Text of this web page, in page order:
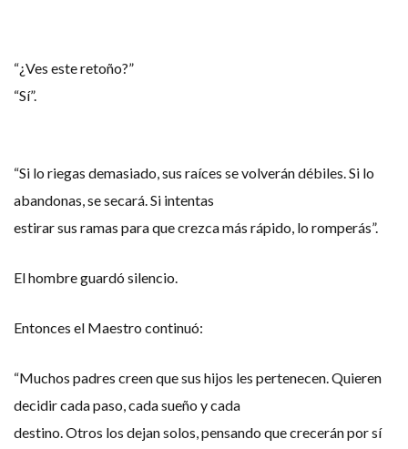
“¿Ves este retoño?”
“Sí”.
“Si lo riegas demasiado, sus raíces se volverán débiles. Si lo
abandonas, se secará. Si intentas
estirar sus ramas para que crezca más rápido, lo romperás”.
El hombre guardó silencio.
Entonces el Maestro continuó:
“Muchos padres creen que sus hijos les pertenecen. Quieren
decidir cada paso, cada sueño y cada
destino. Otros los dejan solos, pensando que crecerán por sí